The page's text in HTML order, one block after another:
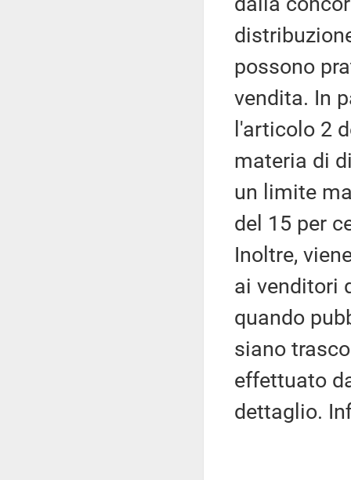
possono
vendita. In
l'articolo 2
materia di
un limite
del 15 per
Inoltre,
ai venditori
quando
siano
effettuato
dettaglio.